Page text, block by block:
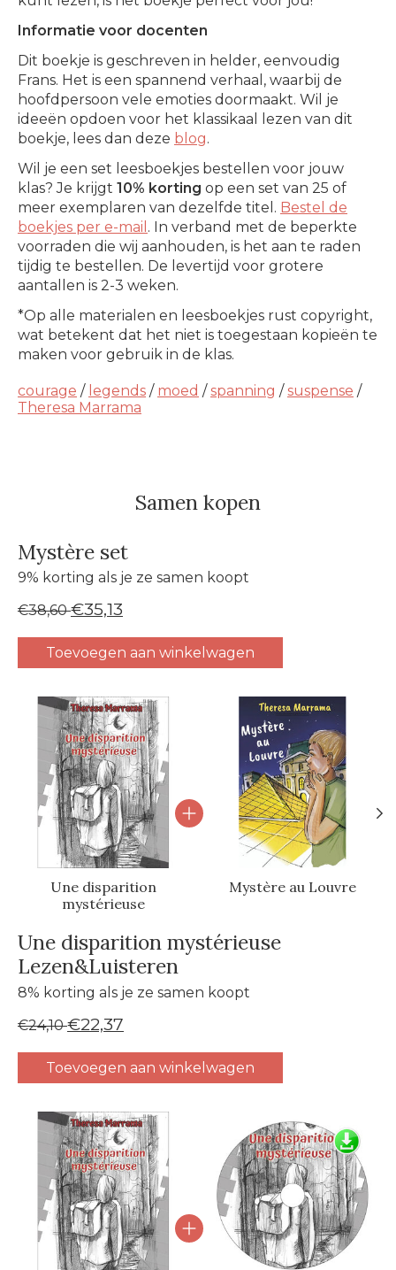
Informatie voor docenten
Dit boekje is geschreven in helder, eenvoudig
Frans. Het is een spannend verhaal, waarbij de
hoofdpersoon vele emoties doormaakt. Wil je
ideeën opdoen voor het klassikaal lezen van dit
boekje, lees dan deze blog.
Wil je een set leesboekjes bestellen voor jouw
klas? Je krijgt 10% korting op een set van 25 of
meer exemplaren van dezelfde titel. Bestel de
boekjes per e-mail . In verband met de beperkte
voorraden die wij aanhouden, is het aan te raden
tijdig te bestellen. De levertijd voor grotere
aantallen is 2-3 weken.
*Op alle materialen en leesboekjes rust copyright,
wat betekent dat het niet is toegestaan kopieën te
maken voor gebruik in de klas.
courage / legends / moed /spanning /suspense /
Theresa Marrama
Samen kopen
Mystère set
9% korting als je ze samen koopt
€38,60€35,13
Toevoegen aan winkelwagen
Carrousel van gebundelde producten
Une disparition
mystérieuse
Mystère au Louvre
Une disparition mystérieuse
Lezen&Luisteren
8% korting als je ze samen koopt
€24,10€22,37
Toevoegen aan winkelwagen
Carrousel van gebundelde producten